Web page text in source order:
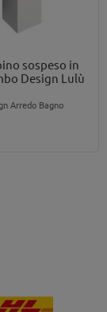
sospeso in
Design Lulù
Arredo Bagno